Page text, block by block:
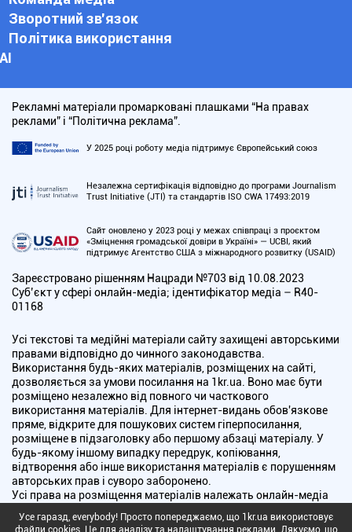
Зворотний зв'язок
Політика використання
АІ
Рекламні матеріали промарковані плашками “На правах
реклами” і “Політична реклама”.
У 2025 році роботу медіа підтримує Європейський союз
Незалежна сертифікація відповідно до програми Journalism
Trust Initiative (JTI) та стандартів ISO CWA 17493:2019
Сайт оновлено у 2023 році у межах співпраці з проєктом
«Зміцнення громадської довіри в Україні» — UCBI, який
підтримує Агентство США з міжнародного розвитку (USAID)
Зареєстровано рішенням Нацради №703 від 10.08.2023
Cуб’єкт у сфері онлайн-медіа; ідентифікатор медіа – R40-
01168
Усі текстові та медійні матеріали сайту захищені авторськими
правами відповідно до чинного законодавства.
Використання будь-яких матеріалів, розміщених на сайті,
дозволяється за умови посилання на 1kr.ua. Воно має бути
розміщено незалежно від повного чи часткового
використання матеріалів. Для інтернет-видань обов'язкове
пряме, відкрите для пошукових систем гіперпосилання,
розміщене в підзаголовку або першому абзаці матеріалу. У
будь-якому іншому випадку передрук, копіювання,
відтворення або інше використання матеріалів є порушенням
авторських прав і суворо заборонено.
Усі права на розміщення матеріалів належать онлайн-медіа
радою України з питань телебачення і радіомовлення.
Усе гаразд, everybody! Просто попереджаємо, що 1kr.ua використовує
файли cookies. Це для аналізу та налаштування реклами. Дякуємо, що